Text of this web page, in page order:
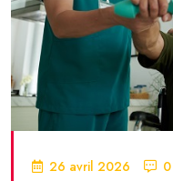
26 avril 2026